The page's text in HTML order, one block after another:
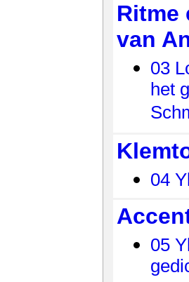
Ritme
van
03
het
04
05